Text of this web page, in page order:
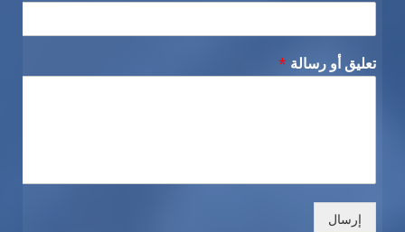
تعليق أو رسالة *
إرسال